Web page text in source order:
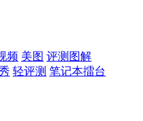
频 美图 评测图解
轻评测 笔记本擂台